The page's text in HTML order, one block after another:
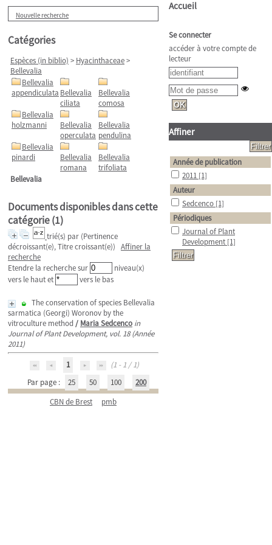
Nouvelle recherche
Catégories
Espèces (in biblio) > Hyacinthaceae>
Bellevalia
Bellevalia
appendiculata Bellevalia
ciliata
Bellevalia
comosa
Bellevalia
holzmanni
Bellevalia
operculata
Bellevalia
pendulina
Bellevalia
pinardi
Bellevalia
romana
Bellevalia
trifoliata
Bellevalia
Documents disponibles dans cette
catégorie (1)
trié(s) par (Pertinence
décroissant(e), Titre croissant(e)) Affiner la
recherche
Etendre la recherche sur
niveau(x)
vers le haut et
vers le bas
The conservation of species Bellevalia
sarmatica (Georgi) Woronov by the
vitroculture method / Maria Sedcenco in
Journal of Plant Development, vol. 18 (Année
2011)
1
(1 - 1 / 1)
Par page :
25 50 100
200
CBN de Brest
pmb
Accueil
Se connecter
accéder à votre compte de
lecteur
Affiner
Année de publication
2011 [1]
Auteur
Sedcenco [1]
Périodiques
Journal of Plant
Development [1]